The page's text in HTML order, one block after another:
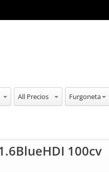
All Precios All Vehiculos
Furgoneta
100cv